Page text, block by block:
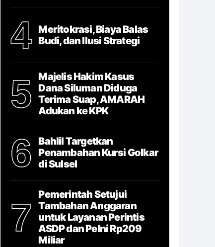
4
Meritokrasi, Biaya Balas
Budi, dan Ilusi Strategi
5
Majelis Hakim Kasus
Dana Siluman Diduga
Terima Suap, AMARAH
Adukan ke KPK
6
Bahlil Targetkan
Penambahan Kursi Golkar
di Sulsel
7
Pemerintah Setujui
Tambahan Anggaran
untuk Layanan Perintis
ASDP dan Pelni Rp209
Miliar